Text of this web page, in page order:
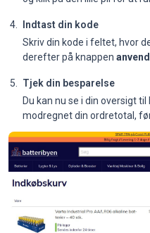
Indtast din kode
Skriv din kode i feltet, hvor
derefter på knappen
Tjek din besparelse
Du kan nu se i din oversigt
modregnet din ordretotal,